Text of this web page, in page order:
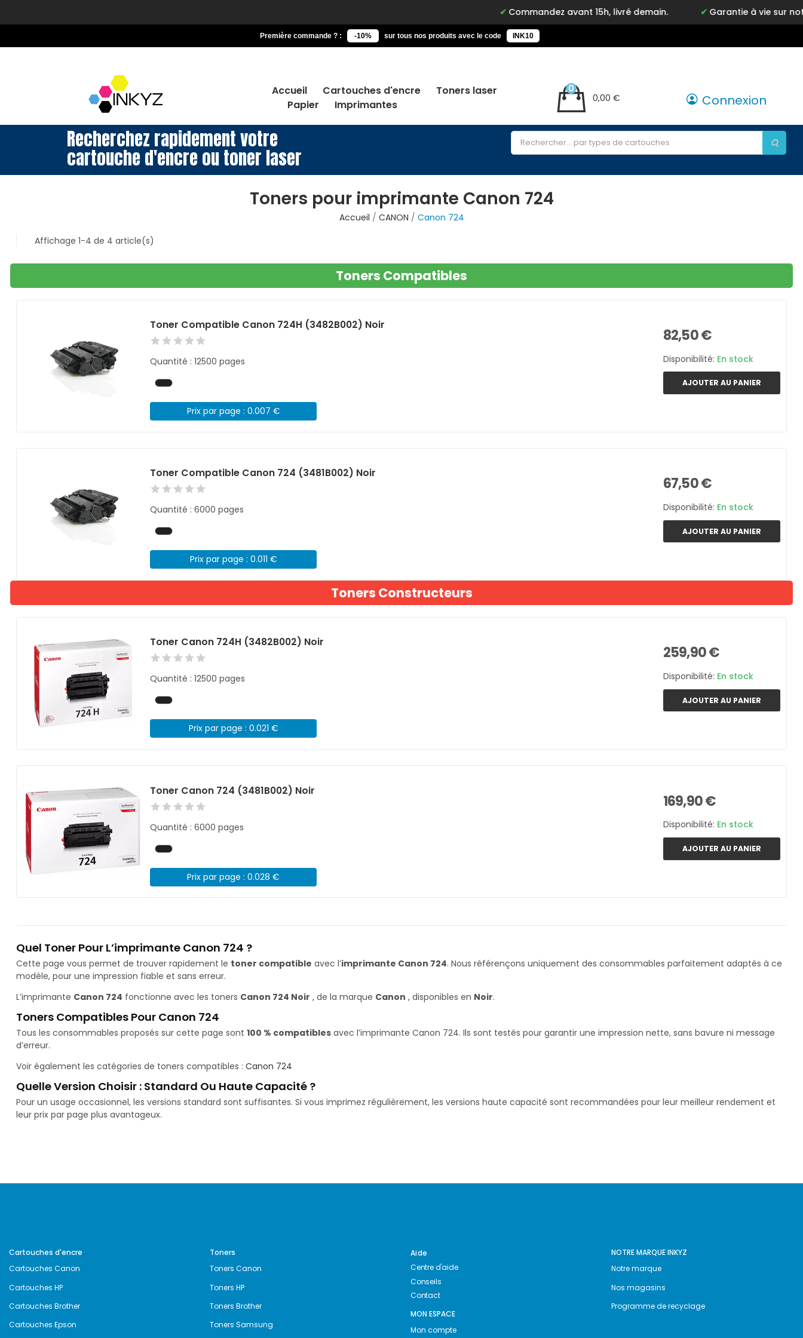
Commandez avant 15h, livré demain. Garantie à vie sur notre
Première commande ? : -10% sur tous nos produits avec le code INK10
Accueil Cartouches d'encre
Toners laser
Papier
Imprimantes
0,00 €
0
Connexion
Recherchez rapidement votre
cartouche d'encre ou toner laser
Toners pour imprimante Canon 724
Accueil CANON
Canon 724
Affichage 1-4 de 4 article(s)
Toners Compatibles
Toner Compatible Canon 724H (3482B002) Noir
Quantité : 12500 pages
Prix par page : 0.007 €
82,50 €
Disponibilité: En stock
AJOUTER AU PANIER
Toner Compatible Canon 724 (3481B002) Noir
Quantité : 6000 pages
Prix par page : 0.011 €
67,50 €
Disponibilité: En stock
AJOUTER AU PANIER
Toners Constructeurs
Toner Canon 724H (3482B002) Noir
Quantité : 12500 pages
Prix par page : 0.021 €
259,90 €
Disponibilité: En stock
AJOUTER AU PANIER
Toner Canon 724 (3481B002) Noir
Quantité : 6000 pages
Prix par page : 0.028 €
169,90 €
Disponibilité: En stock
AJOUTER AU PANIER
Quel Toner Pour L’imprimante Canon 724 ?
Cette page vous permet de trouver rapidement le toner compatible avec l’imprimante Canon 724. Nous référençons uniquement des consommables parfaitement adaptés à ce
modèle, pour une impression fiable et sans erreur.
L’imprimante Canon 724 fonctionne avec les toners Canon 724 Noir , de la marque Canon , disponibles en Noir.
Toners Compatibles Pour Canon 724
Tous les consommables proposés sur cette page sont 100 % compatibles avec l’imprimante Canon 724. Ils sont testés pour garantir une impression nette, sans bavure ni message
d’erreur.
Voir également les catégories de toners compatibles : Canon 724
Quelle Version Choisir : Standard Ou Haute Capacité ?
Pour un usage occasionnel, les versions standard sont suffisantes. Si vous imprimez régulièrement, les versions haute capacité sont recommandées pour leur meilleur rendement et
leur prix par page plus avantageux.
Cartouches d'encre
Cartouches Canon
Cartouches HP
Cartouches Brother
Cartouches Epson
Toners
Toners Canon
Toners HP
Toners Brother
Toners Samsung
Aide
Centre d'aide
Conseils
Contact
MON ESPACE
Mon compte
NOTRE MARQUE INKYZ
Notre marque
Nos magasins
Programme de recyclage